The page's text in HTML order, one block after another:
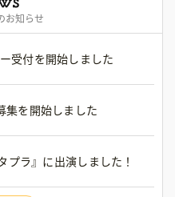
お知らせ
受付を開始しました
集を開始しました
プラ』に出演しました！